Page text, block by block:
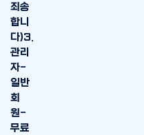
죄송
합니
다)3.
관리
자-
일반
회
원-
무료